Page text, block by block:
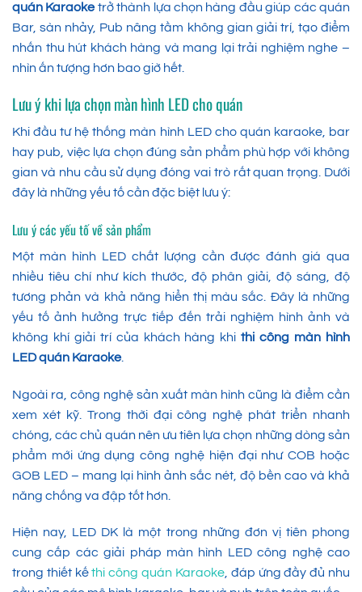
quán Karaoketrở thành lựa chọn hàng đầu giúp các quán
Bar, sàn nhảy, Pub nâng tầm không gian giải trí, tạo điểm
nhấn thu hút khách hàng và mang lại trải nghiệm nghe –
nhìn ấn tượng hơn bao giờ hết.
Lưu ý khi lựa chọn màn hình LED cho quán
Khi đầu tư hệ thống màn hình LED cho quán karaoke, bar
hay pub, việc lựa chọn đúng sản phẩm phù hợp với không
gian và nhu cầu sử dụng đóng vai trò rất quan trọng. Dưới
đây là những yếu tố cần đặc biệt lưu ý:
Lưu ý các yếu tố về sản phẩm
Một màn hình LED chất lượng cần được đánh giá qua
nhiều tiêu chí như kích thước, độ phân giải, độ sáng, độ
tương phản và khả năng hiển thị màu sắc. Đây là những
yếu tố ảnh hưởng trực tiếp đến trải nghiệm hình ảnh và
không khí giải trí của khách hàng khithi công màn hình
LED quán Karaoke.
Ngoài ra, công nghệ sản xuất màn hình cũng là điểm cần
xem xét kỹ. Trong thời đại công nghệ phát triển nhanh
chóng, các chủ quán nên ưu tiên lựa chọn những dòng sản
phẩm mới ứng dụng công nghệ hiện đại như COB hoặc
GOB LED – mang lại hình ảnh sắc nét, độ bền cao và khả
năng chống va đập tốt hơn.
Hiện nay, LED DK là một trong những đơn vị tiên phong
cung cấp các giải pháp màn hình LED công nghệ cao
trong thiết kếthi công quán Karaoke, đáp ứng đầy đủ nhu